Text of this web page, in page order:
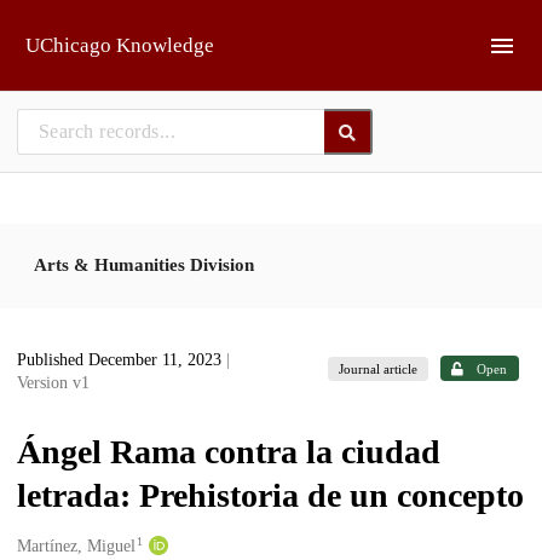
UChicago Knowledge
Arts & Humanities Division
Published December 11, 2023
Version v1
Journal article Open
Ángel Rama contra la ciudad
letrada: Prehistoria de un concepto
Creators
Martínez, Miguel1